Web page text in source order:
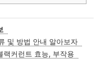
및 방법 안내 알아보자
랙커런트 효능, 부작용